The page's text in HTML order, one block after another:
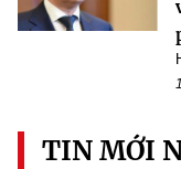
TIN MỚI